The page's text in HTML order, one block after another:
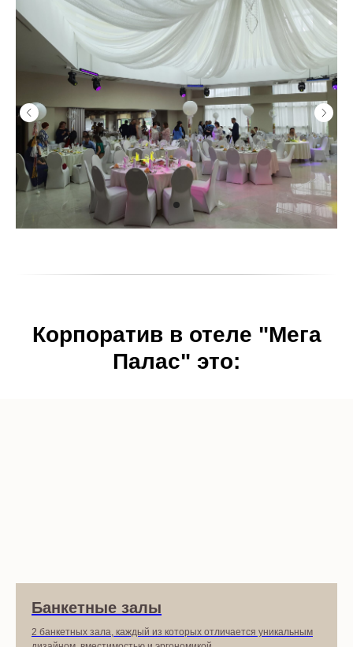
Корпоратив в отеле "Мега
Палас" это:
Банкетные залы
2 банкетных зала, каждый из которых отличается уникальным